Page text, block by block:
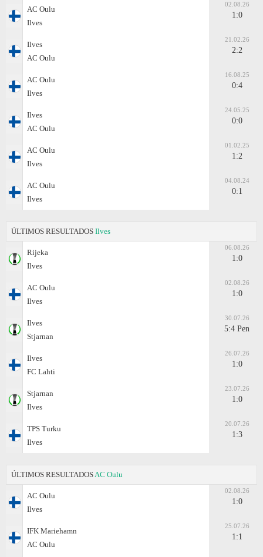
AC Oulu
Ilves
02.08.26
1:0
Ilves
AC Oulu
21.02.26
2:2
AC Oulu
Ilves
16.08.25
0:4
Ilves
AC Oulu
24.05.25
0:0
AC Oulu
Ilves
01.02.25
1:2
AC Oulu
Ilves
04.08.24
0:1
ÚLTIMOS RESULTADOS Ilves
Rijeka
Ilves
06.08.26
1:0
AC Oulu
Ilves
02.08.26
1:0
Ilves
Stjarnan
30.07.26
5:4 Pen
Ilves
FC Lahti
26.07.26
1:0
Stjarnan
Ilves
23.07.26
1:0
TPS Turku
Ilves
20.07.26
1:3
ÚLTIMOS RESULTADOS AC Oulu
AC Oulu
Ilves
02.08.26
1:0
IFK Mariehamn
AC Oulu
25.07.26
1:1